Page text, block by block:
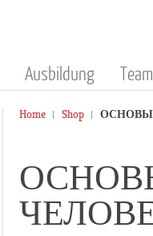
Ausbildung Team
Home Shop ОСНОВЫ